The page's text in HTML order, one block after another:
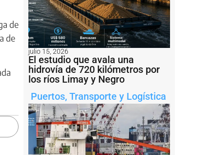
de
de
julio 15, 2026
El estudio que avala una
hidrovía de 720 kilómetros por
los ríos Limay y Negro
Puertos, Transporte y Logística